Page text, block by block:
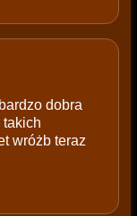
dobra
wróżb teraz